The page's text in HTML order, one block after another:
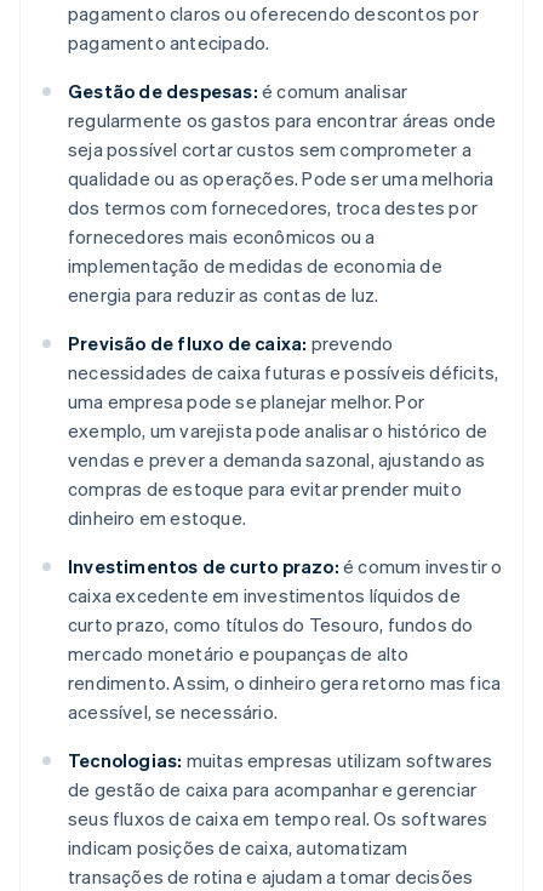
pagamento claros ou oferecendo descontos por
pagamento antecipado.
Gestão de despesas: é comum analisar
regularmente os gastos para encontrar áreas onde
seja possível cortar custos sem comprometer a
qualidade ou as operações. Pode ser uma melhoria
dos termos com fornecedores, troca destes por
fornecedores mais econômicos ou a
implementação de medidas de economia de
energia para reduzir as contas de luz.
Previsão de fluxo de caixa: prevendo
necessidades de caixa futuras e possíveis déficits,
uma empresa pode se planejar melhor. Por
exemplo, um varejista pode analisar o histórico de
vendas e prever a demanda sazonal, ajustando as
compras de estoque para evitar prender muito
dinheiro em estoque.
Investimentos de curto prazo: é comum investir o
caixa excedente em investimentos líquidos de
curto prazo, como títulos do Tesouro, fundos do
mercado monetário e poupanças de alto
rendimento. Assim, o dinheiro gera retorno mas fica
acessível, se necessário.
Tecnologias: muitas empresas utilizam softwares
de gestão de caixa para acompanhar e gerenciar
seus fluxos de caixa em tempo real. Os softwares
indicam posições de caixa, automatizam
transações de rotina e ajudam a tomar decisões